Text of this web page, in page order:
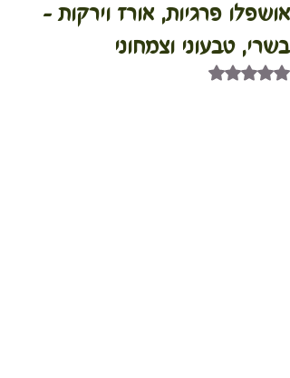
אושפלו פרגיות, אורז וירקות -
בשרי, טבעוני וצמחוני
דירוג של NaN מתוך 5 כוכבים